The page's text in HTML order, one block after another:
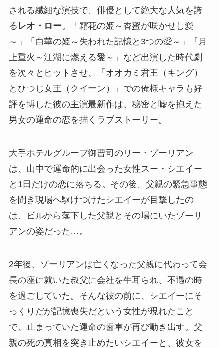
される繊細な演技で、俳優として絶大な人気を誇
る レオ・ロー。「霜花の姫～香蜜が咲かせし愛
～」「白華の姫～失われた記憶と3つの愛～」「月
上重火～江湖に燃える愛～」など出演した時代劇
を次々とヒットさせ、「オオカミ君王（キング）
とひつじ女王（クイーン）」での俺様キャラも好
評を博した彼の主演最新作は、秘密と嘘を抱えた
男女の運命の恋を描くラブストーリー。
大手ホテルグループ御曹司のリー・ゾーリアン
は、山中で運命的に出会った女性スー・シエイー
と1日だけの恋に落ちる。その後、父親の緊急事態
を聞き現場へ駆けつけたシエイーが目撃したの
は、ビルから落下した父親とその場にいたゾーリ
アンの姿だった…。
2年後、ゾーリアンは亡くなった父親に代わって会
長の座に就いた叔父に会社を牛耳られ、不遇の時
を過ごしていた。そんな彼の前に、シエイーにそ
っくりだが記憶喪失だという女性が現れたこと
で、止まっていた運命の歯車が再び動き出す。父
親の死の真相を突き止めたいシエイーと、彼女を